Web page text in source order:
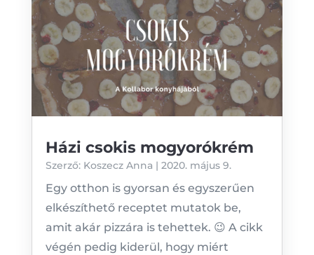
Házi csokis mogyorókrém
Szerző: Koszecz Anna | 2020. május 9.
Egy otthon is gyorsan és egyszerűen
elkészíthető receptet mutatok be,
amit akár pizzára is tehettek. 😉 A cikk
végén pedig kiderül, hogy miért